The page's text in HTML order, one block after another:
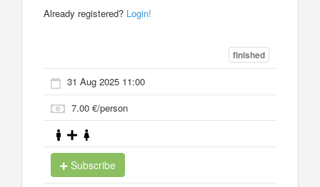
Already registered? Login!
finished
31 Aug 2025 11:00
7.00 €/person
Subscribe